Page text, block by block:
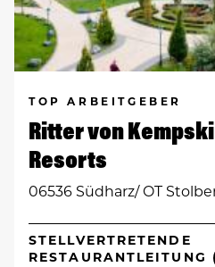
TOP ARBEITGEBER
Ritter von
Resorts
06536 Südharz/ OT
STELLVERTRETENDE
RESTAURANTLEITUNG